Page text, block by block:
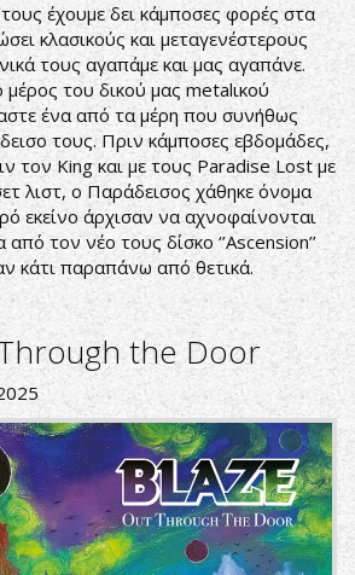
έχουμε δει κάμποσες φορές στα
κλασικούς και μεταγενέστερους
τους αγαπάμε και μας αγαπάνε.
μέρος του δικού μας metalικού
ένα από τα μέρη που συνήθως
τους. Πριν κάμποσες εβδομάδες,
τον King και με τους Paradise Lost με
λιστ, ο Παράδεισος χάθηκε όνομα
εκείνο άρχισαν να αχνοφαίνονται
τον νέο τους δίσκο ‘’Ascension’’
κάτι παραπάνω από θετικά.
the Door